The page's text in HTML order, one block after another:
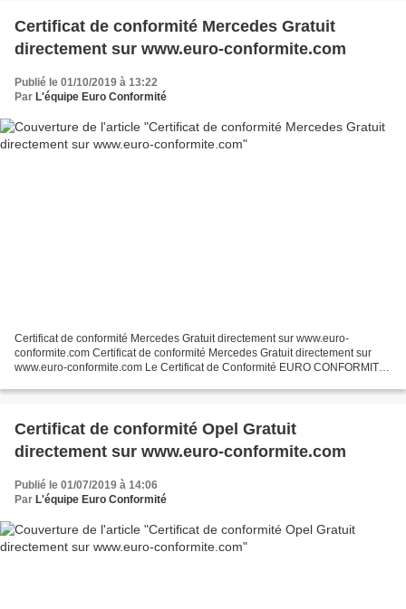
Certificat de conformité Mercedes Gratuit
directement sur www.euro-conformite.com
Publié le 01/10/2019 à 13:22
Par L'équipe Euro Conformité
Certificat de conformité Mercedes Gratuit directement sur www.euro-
conformite.com Certificat de conformité Mercedes Gratuit directement sur
www.euro-conformite.com Le Certificat de Conformité EURO CONFORMITÉ
Certificat de conformité Opel Gratuit
directement sur www.euro-conformite.com
Publié le 01/07/2019 à 14:06
Par L'équipe Euro Conformité